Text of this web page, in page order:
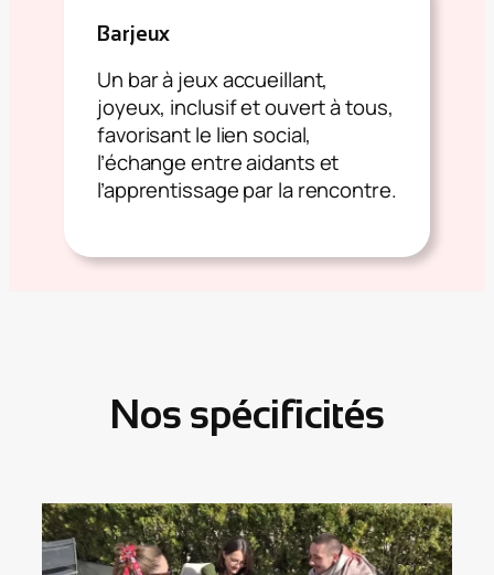
Barjeux
Un bar à jeux accueillant,
joyeux, inclusif et ouvert à tous,
favorisant le lien social,
l’échange entre aidants et
l’apprentissage par la rencontre.
Nos spécificités